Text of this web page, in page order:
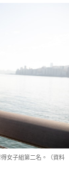
女子組第二名。（資料